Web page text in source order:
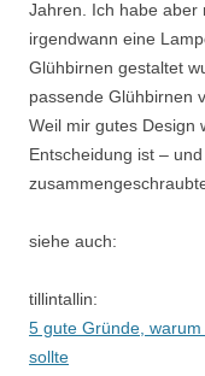
Jahren. Ich habe aber
irgendwann eine
Glühbirnen gestaltet
passende Glühbirnen
Weil mir gutes Design
Entscheidung ist –
siehe auch:
tillintallin:
5 gute Gründe,
sollte